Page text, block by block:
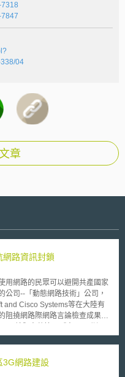
7318
7847
04
章
路資訊封鎖
網路的民眾可以避開共產國家
公司--「動態網路技術」公司，
and Cisco Systems等在大陸有
阻撓網路際網路言論檢查成果，
歡的資訊；CISCO則是用自己公
即中斷，其瀏灠的網站的網路
3G網路建設